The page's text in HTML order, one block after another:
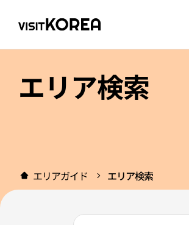
エリア検索
エリアガイド エリア検索